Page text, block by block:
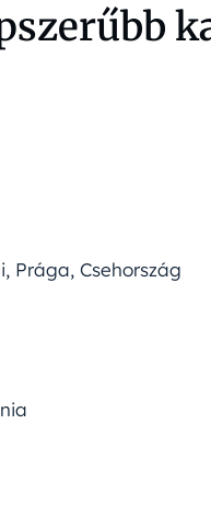
Prága, Csehország